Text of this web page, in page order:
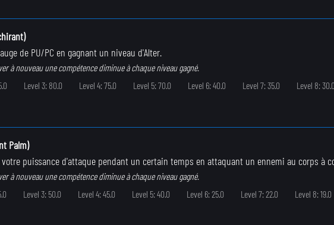
de PU/PC en gagnant un niveau d'Alter.
à nouveau une compétence diminue à chaque niveau gagné.
Level 3: 80.0 Level 4: 75.0 Level 5: 70.0 Level 6: 40.0 Level 7: 35.0 Level 8: 30.0
Palm)
puissance d'attaque pendant un certain temps en attaquant un ennemi au corps à
à nouveau une compétence diminue à chaque niveau gagné.
Level 3: 50.0 Level 4: 45.0 Level 5: 40.0 Level 6: 25.0 Level 7: 22.0 Level 8: 19.0